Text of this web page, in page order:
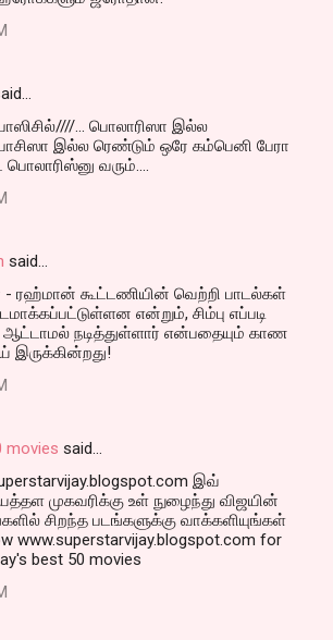
... பொலாரிஸா இல்ல
இல்ல ரெண்டும் ஒரே கம்பெனி பேரா
பொலாரிஸ்னு வரும்....
said…
- ரஹ்மான் கூட்டணியின் வெற்றி பாடல்கள்
என்றும், சிம்பு எப்படி
ஆட்டாமல் நடித்துள்ளார் என்பதையும் காண
இருக்கின்றது!
movies said…
இவ்
முகவரிக்கு உள் நுழைந்து விஜயின்
சிறந்த படங்களுக்கு வாக்களியுங்கள்
www.superstarvijay.blogspot.com for
best 50 movies